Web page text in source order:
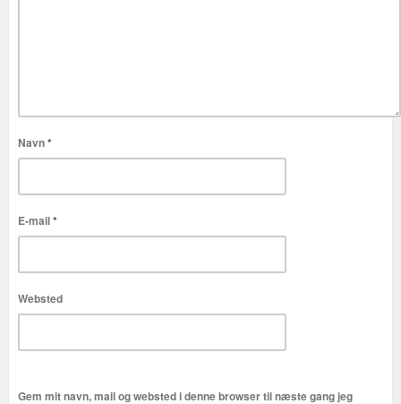
Navn*
E-mail*
Websted
Gem mit navn, mail og websted i denne browser til næste gang jeg